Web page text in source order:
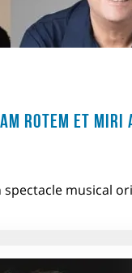
ROTEM ET MIRI
spectacle musical